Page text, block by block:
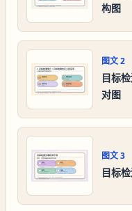
构图
图文2
目标
对图
图文3
目标